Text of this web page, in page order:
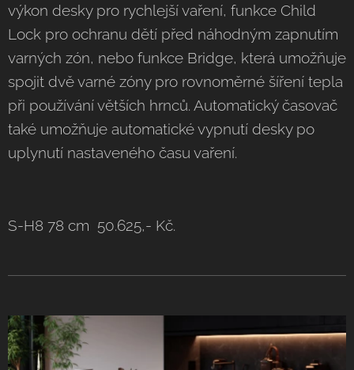
výkon desky pro rychlejší vaření, funkce Child
Lock pro ochranu dětí před náhodným zapnutím
varných zón, nebo funkce Bridge, která umožňuje
spojit dvě varné zóny pro rovnoměrné šíření tepla
při používání větších hrnců. Automatický časovač
také umožňuje automatické vypnutí desky po
uplynutí nastaveného času vaření.
S-H8 78 cm 50.625,- Kč.